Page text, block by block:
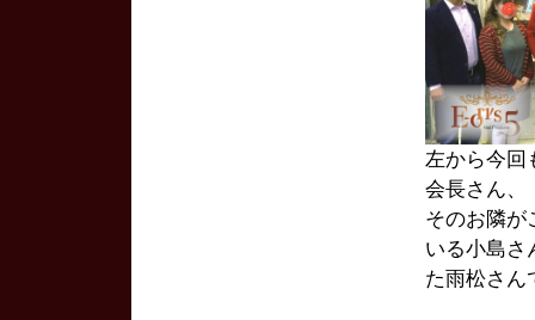
左から今回
会長さん、
そのお隣が
いる小島さ
た雨松さん